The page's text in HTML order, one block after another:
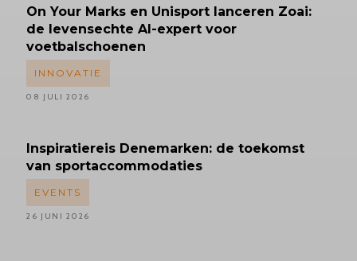
On Your Marks en Unisport lanceren Zoai:
de levensechte AI-expert voor
voetbalschoenen
INNOVATIE
08 JULI 2026
Inspiratiereis Denemarken: de toekomst
van sportaccommodaties
EVENTS
26 JUNI 2026